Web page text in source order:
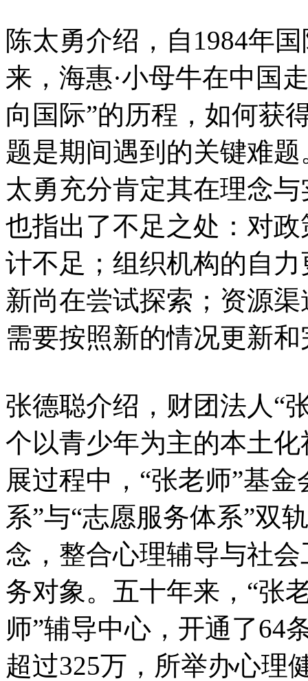
陈太勇介绍，自1984年
来，海惠·小母牛在中国
向国际”的历程，如何获
题是期间遇到的关键难
太勇充分肯定其在理念
也指出了不足之处：对
计不足；组织机构的自
新尚在尝试探索；资源
需要按照新的情况更新和
张德聪介绍，财团法人“
个以青少年为主的本土
展过程中，“张老师”基
系”与“志愿服务体系”双
念，整合心理辅导与社
务对象。五十年来，“张
师”辅导中心，开通了64
超过325万，所举办心理